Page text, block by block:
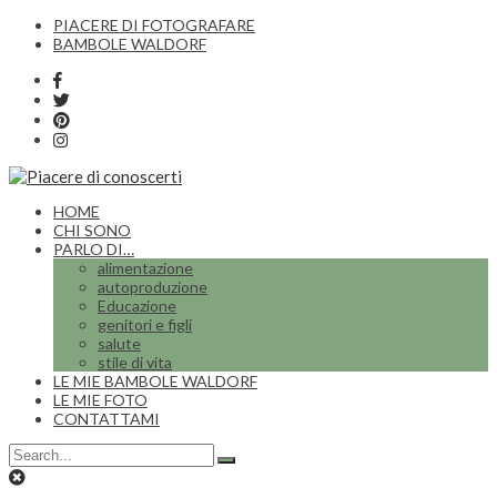
PIACERE DI FOTOGRAFARE
BAMBOLE WALDORF
HOME
CHI SONO
PARLO DI…
alimentazione
autoproduzione
Educazione
genitori e figli
salute
stile di vita
LE MIE BAMBOLE WALDORF
LE MIE FOTO
CONTATTAMI